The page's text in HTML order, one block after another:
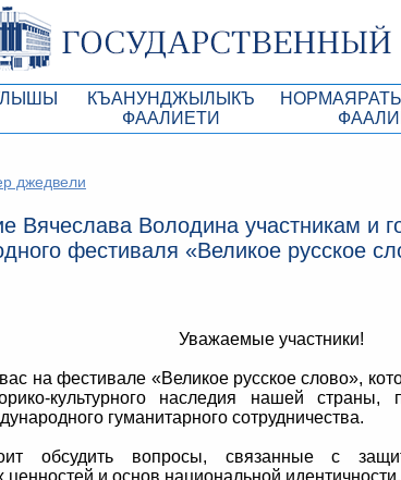
комиссиялары
ГС РК
ГС РК
округу
КЪАНУНДЖЫЛЫКЪ
ФААЛИЕТИ
Бюджет Республики Крым
Законы
Антикоррупционная экспертиза
Информация
Схема законодательного процесса в РК
Статистика законотворчества
КъМДж ЮР
КъМДж ЮР
джедвели
Вячеслава Володина участникам и
фестиваля «Великое русское
Уважаемые участники!
на фестивале «Великое русское слово»,
культурного наследия нашей страны,
гуманитарного сотрудничества.
обсудить вопросы, связанные с
ценностей и основ национальной